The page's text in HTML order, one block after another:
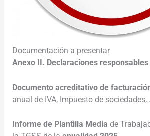
Documentación a presentar
Anexo II. Declaraciones responsables
Documento acreditativo de
anual de IVA, Impuesto de sociedades,
Informe de Plantilla Media de